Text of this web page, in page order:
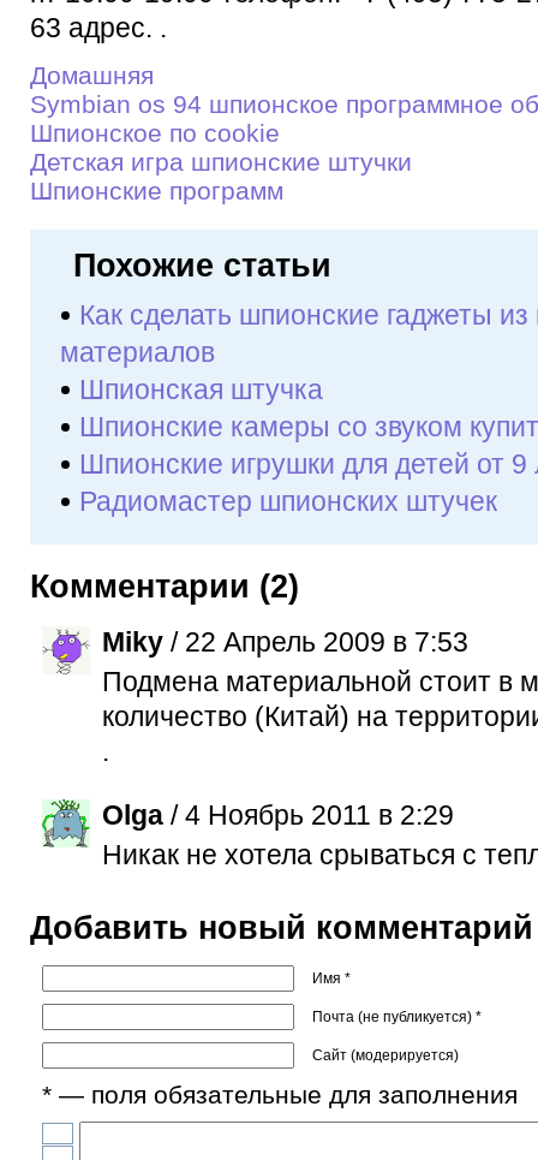
63 адрес. .
Домашняя
Symbian os 94 шпионское программное
Шпионское по cookie
Детскaя игрa шпионские штучки
Шпионские программ
Похожие статьи
Как сделать шпионские гаджеты
материалов
Шпионская штучка
Шпионские камеры со звуком
Шпионские игрушки для детей от 9
Радиомастер шпионских штучек
Комментарии (2)
Miky / 22 Апрель 2009 в 7:53
Подмена материальной стоит в
количество (Китай) на
.
Olga / 4 Ноябрь 2011 в 2:29
Никак не хотела срываться с
Добавить новый комментарий
Имя *
Почта (не публикуется) *
Сайт (модерируется)
* — поля обязательные для заполнения